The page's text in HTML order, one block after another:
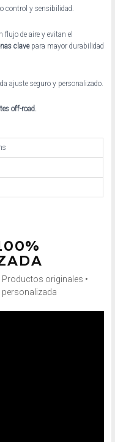
control y sensibilidad.
flujo de aire y evitan el
clavepara mayor durabilidad
ajuste seguro y personalizado.
off-road.
originales •
personalizada